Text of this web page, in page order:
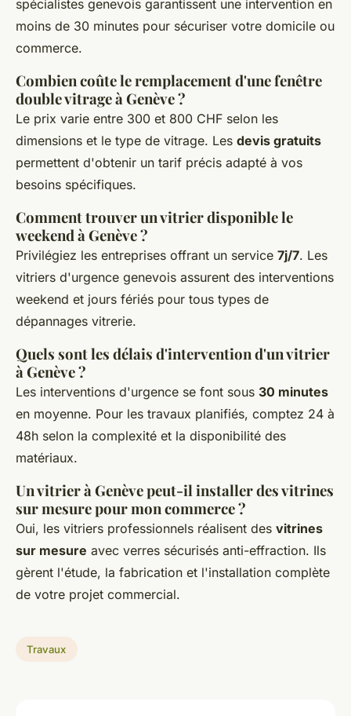
spécialistes genevois garantissent une intervention en
moins de 30 minutes pour sécuriser votre domicile ou
commerce.
Combien coûte le remplacement d'une fenêtre
double vitrage à Genève ?
Le prix varie entre 300 et 800 CHF selon les
dimensions et le type de vitrage. Les devis gratuits
permettent d'obtenir un tarif précis adapté à vos
besoins spécifiques.
Comment trouver un vitrier disponible le
weekend à Genève ?
Privilégiez les entreprises offrant un service 7j/7. Les
vitriers d'urgence genevois assurent des interventions
weekend et jours fériés pour tous types de
dépannages vitrerie.
Quels sont les délais d'intervention d'un vitrier
à Genève ?
Les interventions d'urgence se font sous 30 minutes
en moyenne. Pour les travaux planifiés, comptez 24 à
48h selon la complexité et la disponibilité des
matériaux.
Un vitrier à Genève peut-il installer des vitrines
sur mesure pour mon commerce ?
Oui, les vitriers professionnels réalisent des vitrines
sur mesure avec verres sécurisés anti-effraction. Ils
gèrent l'étude, la fabrication et l'installation complète
de votre projet commercial.
Travaux